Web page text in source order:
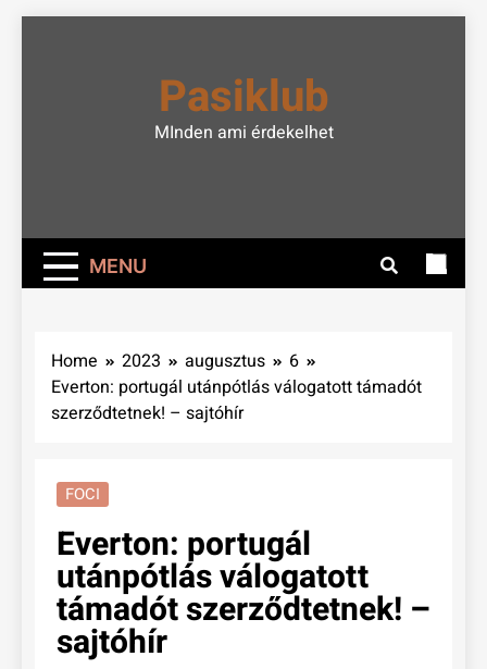
Pasiklub
MInden ami érdekelhet
MENU
Home 2023 augusztus
6
Everton: portugál utánpótlás válogatott támadót
szerződtetnek! – sajtóhír
FOCI
Everton: portugál
utánpótlás válogatott
támadót szerződtetnek! –
sajtóhír